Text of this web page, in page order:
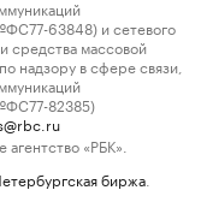
63848) и сетевого
средства массовой
надзору в сфере связи,
82385)
«РБК».
биржа